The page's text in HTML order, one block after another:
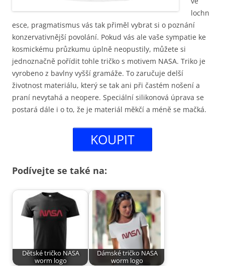
lochn
esce, pragmatismus vás tak přiměl vybrat si o poznání
konzervativnější povolání. Pokud vás ale vaše sympatie ke
kosmickému průzkumu úplně neopustily, můžete si
jednoznačně pořídit tohle tričko s motivem NASA. Triko je
vyrobeno z bavlny vyšší gramáže. To zaručuje delší
životnost materiálu, který se tak ani při častém nošení a
praní nevytahá a neopere. Speciální silikonová úprava se
postará dále i o to, že je materiál měkčí a méně se mačká.
KOUPIT
Podívejte se také na:
Dětské tričko NASA
worm logo
Dámské tričko NASA
worm logo